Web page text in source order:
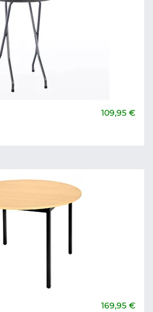
109,95 €
169,95 €